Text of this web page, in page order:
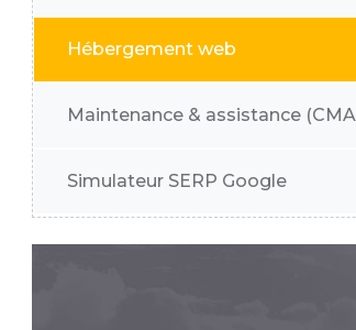
Hébergement web
Maintenance & assistance
Simulateur SERP Google